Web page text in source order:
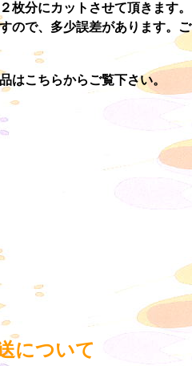
枚分にカットさせて頂きます。
ので、多少誤差があります。ご
はこちらからご覧下さい。
について